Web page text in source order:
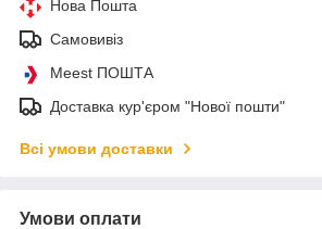
Нова Пошта
Самовивіз
Meest ПОШТА
Доставка кур'єром "Нової пошти"
Всі умови доставки
Умови оплати